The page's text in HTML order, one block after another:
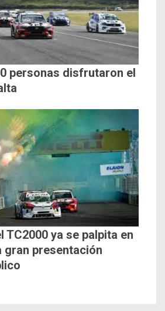
personas disfrutaron el
TC2000 ya se palpita en
gran presentación